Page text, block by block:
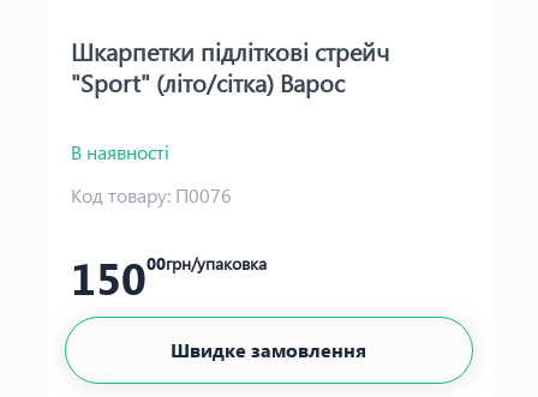
Шкарпетки підліткові стрейч
"Sport" (літо/сітка) Варос
В наявності
Код товару: П0076
15000грн/упаковка
Швидке замовлення